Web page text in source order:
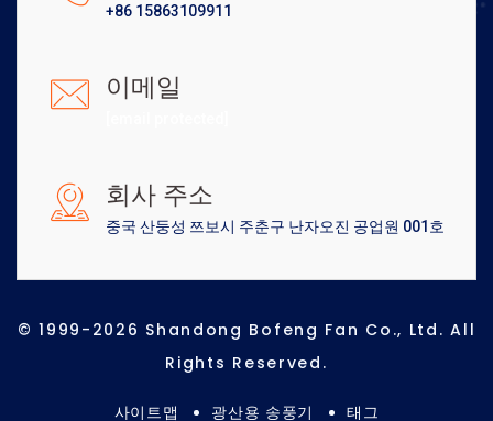
+86 15863109911
이메일
회사 주소
중국 산둥성 쯔보시 주춘구 난자오진 공업원 001호
© 1999-2026 Shandong Bofeng Fan Co., Ltd. All
Rights Reserved.
사이트맵 광산용 송풍기 태그